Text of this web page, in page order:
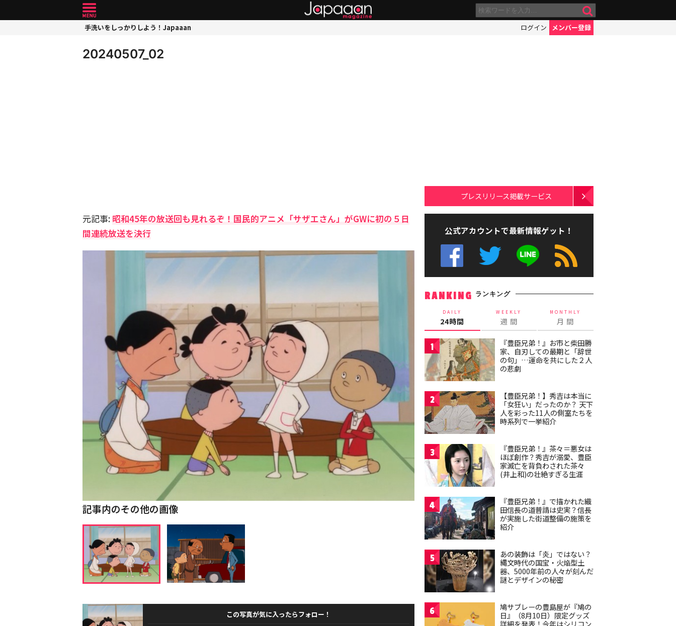
手洗いをしっかりしよう！Japaaan ログイン メンバー登録
20240507_02
元記事: 昭和45年の放送回も見れるぞ！国民的アニメ「サザエさん」がGWに初の５日
間連続放送を決行
記事内のその他の画像
この写真が気に入ったらフォロー！
プレスリリース掲載サービス
公式アカウントで最新情報ゲット！
RANKING ランキング
DAILY
24時間
WEEKLY
週 間
MONTHLY
月 間
1
『豊臣兄弟！』お市と柴田勝
家、自刃しての最期と「辞世
の句」…運命を共にした２人
の悲劇
2
【豊臣兄弟！】秀吉は本当に
「女狂い」だったのか？ 天下
人を彩った11人の側室たちを
時系列で一挙紹介
3
『豊臣兄弟！』茶々＝悪女は
ほぼ創作？秀吉が溺愛、豊臣
家滅亡を背負わされた茶々
(井上和)の壮絶すぎる生涯
4
『豊臣兄弟！』で描かれた織
田信長の道普請は史実？信長
が実施した街道整備の施策を
紹介
5
あの装飾は「炎」ではない？
縄文時代の国宝・火焔型土
器、5000年前の人々が刻んだ
謎とデザインの秘密
6
鳩サブレーの豊島屋が『鳩の
日』（8月10日）限定グッズ
詳細を発表！今年はシリコン